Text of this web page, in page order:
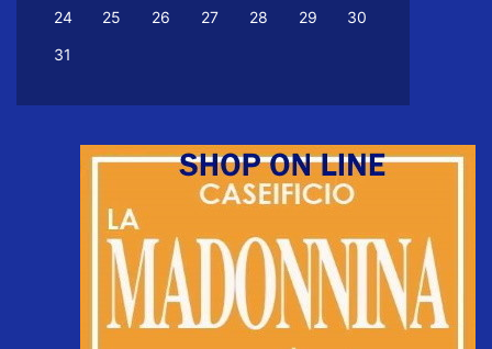
24 25 26 27 28 29
30
31